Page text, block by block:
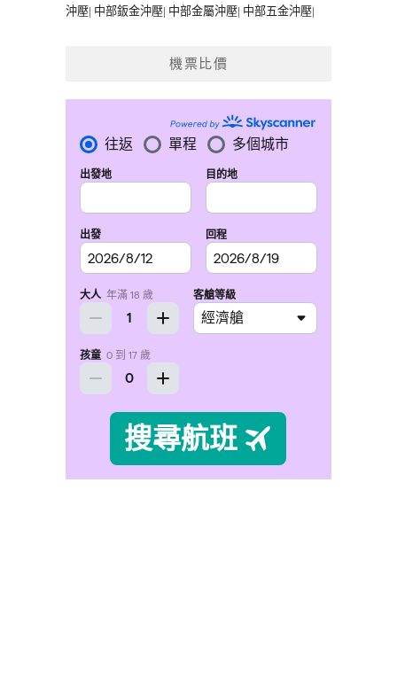
沖壓| 中部鈑金沖壓| 中部金屬沖壓| 中部五金沖壓|
機票比價